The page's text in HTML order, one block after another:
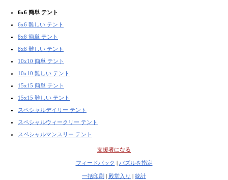
6x6 簡単 テント
6x6 難しい テント
8x8 簡単 テント
8x8 難しい テント
10x10 簡単 テント
10x10 難しい テント
15x15 簡単 テント
15x15 難しい テント
スペシャルデイリー テント
スペシャルウィークリー テント
スペシャルマンスリー テント
支援者になる
フィードバック | パズルを指定
一括印刷 | 殿堂入り | 統計